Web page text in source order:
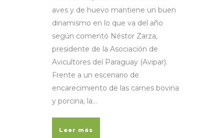
aves y de huevo mantiene un buen
dinamismo en lo que va del año
según comentó Néstor Zarza,
presidente de la Asociación de
Avicultores del Paraguay (Avipar).
Frente a un escenario de
encarecimiento de las carnes bovina
y porcina, la...
Leer más